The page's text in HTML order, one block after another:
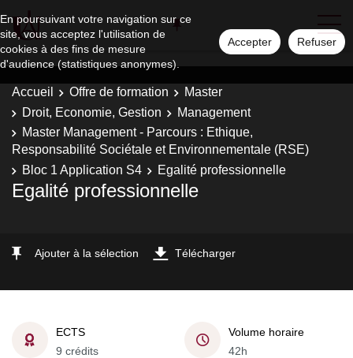
En poursuivant votre navigation sur ce
site, vous acceptez l'utilisation de
cookies à des fins de mesure
d'audience (statistiques anonymes).
Accepter Refuser
Accueil Offre de formation
Master
Droit, Economie, Gestion
Management
Master Management - Parcours : Ethique,
Responsabilité Sociétale et Environnementale (RSE)
Bloc 1 Application S4
Egalité professionnelle
Egalité professionnelle
Ajouter à la sélection Télécharger
ECTS
9 crédits
Volume horaire
42h